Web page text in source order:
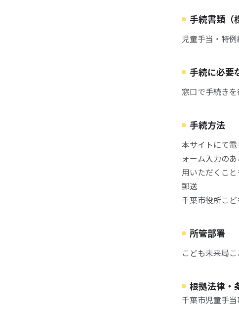
手続書類（
児童手当・特
手続に必要
窓口で手続き
手続方法
本サイトにて
ォーム入力の
用いただくこと
郵送
千葉市役所こ
所管部署
こども未来局
根拠法律・
千葉市児童手